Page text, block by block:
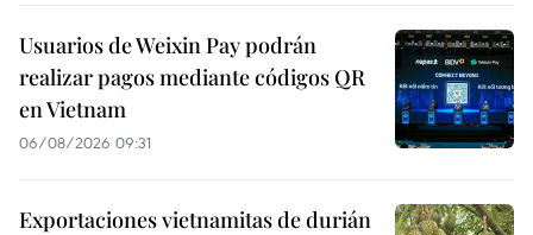
Usuarios de Weixin Pay podrán
realizar pagos mediante códigos QR
en Vietnam
06/08/2026 09:31
Exportaciones vietnamitas de durián